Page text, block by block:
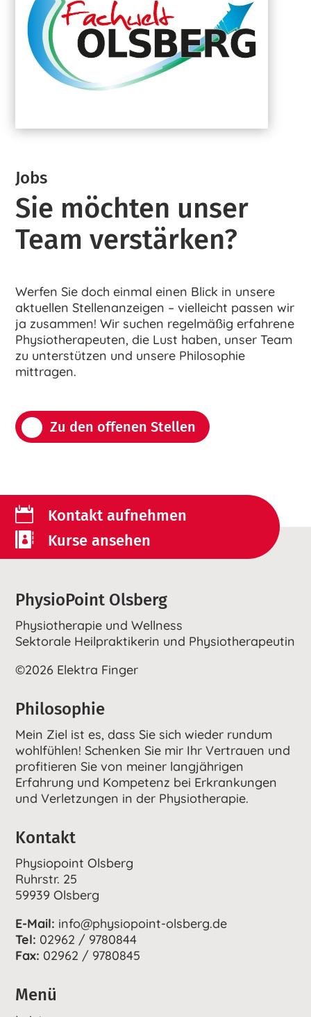
Jobs
Sie möchten unser
Team verstärken?
Werfen Sie doch einmal einen Blick in unsere
aktuellen Stellenanzeigen – vielleicht passen wir
ja zusammen! Wir suchen regelmäßig erfahrene
Physiotherapeuten, die Lust haben, unser Team
zu unterstützen und unsere Philosophie
mittragen.
Zu den offenen Stellen
 Kontakt aufnehmen
 Kurse ansehen
PhysioPoint Olsberg
Physiotherapie und Wellness
Sektorale Heilpraktikerin und Physiotherapeutin
©2026 Elektra Finger
Philosophie
Mein Ziel ist es, dass Sie sich wieder rundum
wohlfühlen! Schenken Sie mir Ihr Vertrauen und
profitieren Sie von meiner langjährigen
Erfahrung und Kompetenz bei Erkrankungen
und Verletzungen in der Physiotherapie.
Kontakt
Physiopoint Olsberg
Ruhrstr. 25
59939 Olsberg
E-Mail: info@physiopoint-olsberg.de
Tel: 02962 / 9780844
Fax: 02962 / 9780845
Menü